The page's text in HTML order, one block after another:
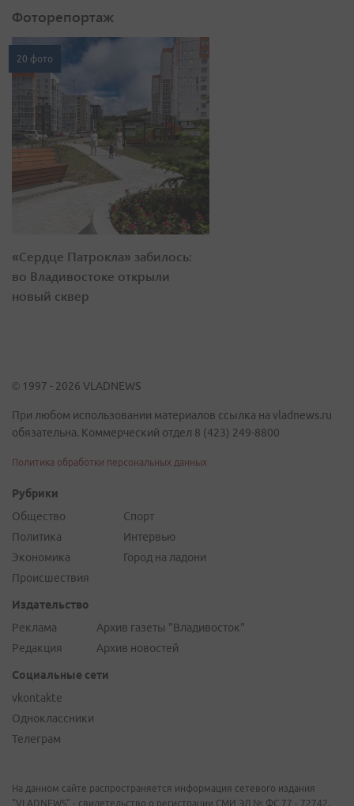
Фоторепортаж
20 фото
«Сердце Патрокла» забилось:
во Владивостоке открыли
новый сквер
© 1997 - 2026 VLADNEWS
При любом использовании материалов ссылка на vladnews.ru
обязательна. Коммерческий отдел 8 (423) 249-8800
Политика обработки персональных данных
Рубрики
Общество
Политика
Экономика
Происшествия
Спорт
Интервью
Город на ладони
Издательство
Реклама
Редакция
Архив газеты "Владивосток"
Архив новостей
Социальные сети
vkontakte
Одноклассники
Телеграм
На данном сайте распространяется информация сетевого издания
"VLADNEWS" - свидетельство о регистрации СМИ ЭЛ № ФС 77 - 72742,